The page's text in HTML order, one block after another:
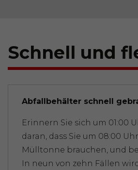
Schnell und
Abfallbehälter schnell
Erinnern Sie sich um 01:00
daran, dass Sie um 08:00
Mülltonne brauchen, und
In neun von zehn Fällen